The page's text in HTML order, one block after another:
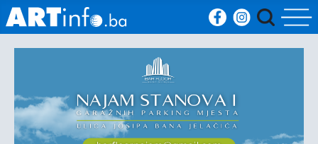
Vijesti
Sport